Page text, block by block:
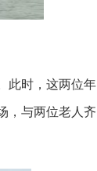
此时，这两位年
，与两位老人齐